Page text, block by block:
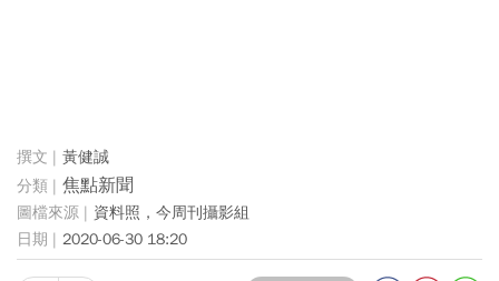
黃健誠
焦點新聞
資料照，今周刊攝影組
2020-06-30 18:20